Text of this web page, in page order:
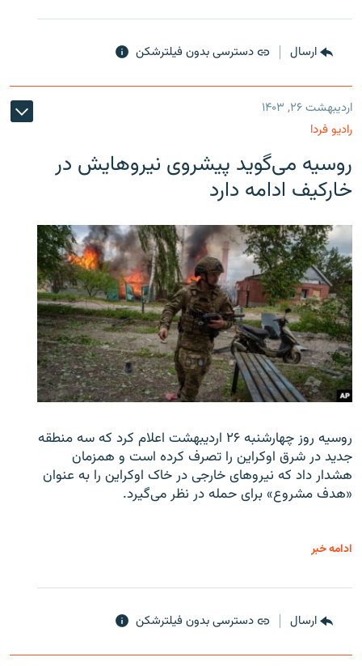
ارسال دسترسی بدون فیلترشکن
اردیبهشت ۲۶, ۱۴۰۳
رادیو فردا
روسیه می‌گوید پیشروی نیروهایش در
خارکیف ادامه دارد
روسیه روز چهارشنبه ۲۶ اردیبهشت اعلام کرد که سه منطقه
جدید در شرق اوکراین را تصرف کرده است و همزمان
هشدار داد که نیروهای خارجی در خاک اوکراین را به عنوان
«هدف مشروع» برای حمله در نظر می‌گیرد.
ادامه خبر
ارسال دسترسی بدون فیلترشکن